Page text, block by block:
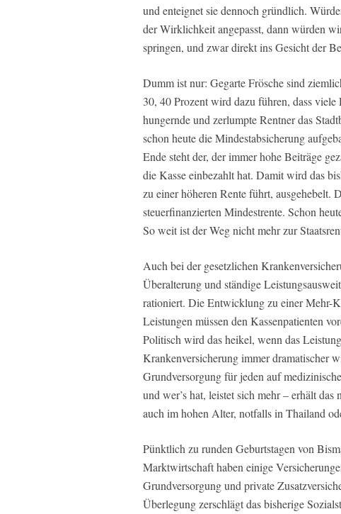
und enteignet sie dennoch gründlich.
der Wirklichkeit angepasst, dann würden
springen, und zwar direkt ins Gesicht der
Dumm ist nur: Gegarte Frösche sind
30, 40 Prozent wird dazu führen, dass
hungernde und zerlumpte Rentner das
schon heute die Mindestabsicherung
Ende steht der, der immer hohe Beiträge
die Kasse einbezahlt hat. Damit wird das
zu einer höheren Rente führt, ausgehebelt.
steuerfinanzierten Mindestrente. Schon
So weit ist der Weg nicht mehr zur
Auch bei der gesetzlichen
Überalterung und ständige
rationiert. Die Entwicklung zu einer Mehr-
Leistungen müssen den Kassenpatienten
Politisch wird das heikel, wenn das
Krankenversicherung immer dramatischer
Grundversorgung für jeden auf
und wer’s hat, leistet sich mehr – erhält
auch im hohen Alter, notfalls in Thailand
Pünktlich zu runden Geburtstagen von
Marktwirtschaft haben einige
Grundversorgung und private
Überlegung zerschlägt das bisherige